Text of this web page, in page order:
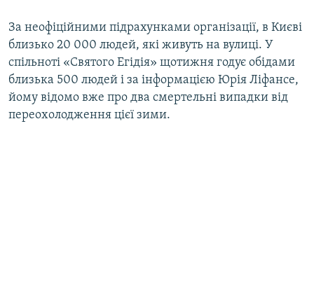
За неофіційними підрахунками організації, в Києві
близько 20 000 людей, які живуть на вулиці. У
спільноті «Святого Егідія» щотижня годує обідами
близька 500 людей і за інформацією Юрія Ліфансе,
йому відомо вже про два смертельні випадки від
переохолодження цієї зими.